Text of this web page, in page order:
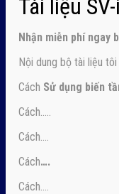
Tài liệu
Nhận miễn phí ngay
Nội dung bộ tài liệu
Cách Sử dụng biến
Cách…..
Cách….
Cách….
Cách….